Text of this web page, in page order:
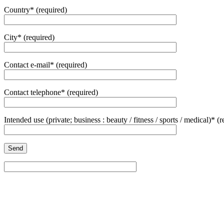
Country* (required)
City* (required)
Contact e-mail* (required)
Contact telephone* (required)
Intended use (private; business : beauty / fitness / sports / medical)*